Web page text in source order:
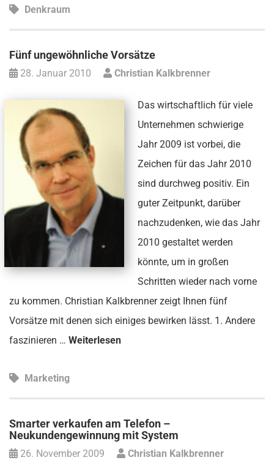
Denkraum
Fünf ungewöhnliche Vorsätze
28. Januar 2010 Christian Kalkbrenner
Das wirtschaftlich für viele
Unternehmen schwierige
Jahr 2009 ist vorbei, die
Zeichen für das Jahr 2010
sind durchweg positiv. Ein
guter Zeitpunkt, darüber
nachzudenken, wie das Jahr
2010 gestaltet werden
könnte, um in großen
Schritten wieder nach vorne
zu kommen. Christian Kalkbrenner zeigt Ihnen fünf
Vorsätze mit denen sich einiges bewirken lässt. 1. Andere
faszinieren … Weiterlesen
Marketing
Smarter verkaufen am Telefon –
Neukundengewinnung mit System
26. November 2009 Christian Kalkbrenner